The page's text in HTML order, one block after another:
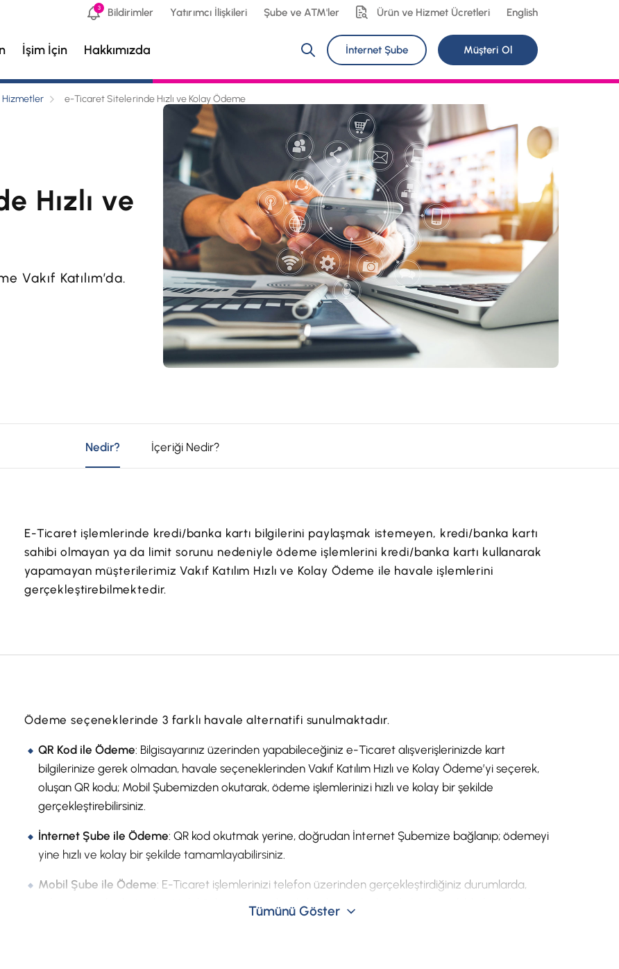
3 Bildirimler Yatırımcı İlişkileri Şube ve ATM'ler Ürün ve Hizmet Ücretleri English
İşim İçin Hakkımızda İnternet Şube Müşteri Ol
Hizmetler e-Ticaret Sitelerinde Hızlı ve Kolay Ödeme
Hızlı ve
Vakıf Katılım’da.
Nedir? İçeriği Nedir?
E-Ticaret işlemlerinde kredi/banka kartı bilgilerini paylaşmak istemeyen, kredi/banka kartı
sahibi olmayan ya da limit sorunu nedeniyle ödeme işlemlerini kredi/banka kartı kullanarak
yapamayan müşterilerimiz Vakıf Katılım Hızlı ve Kolay Ödeme ile havale işlemlerini
gerçekleştirebilmektedir.
Ödeme seçeneklerinde 3 farklı havale alternatifi sunulmaktadır.
QR Kod ile Ödeme: Bilgisayarınız üzerinden yapabileceğiniz e-Ticaret alışverişlerinizde kart
bilgilerinize gerek olmadan, havale seçeneklerinden Vakıf Katılım Hızlı ve Kolay Ödeme’yi seçerek,
oluşan QR kodu; Mobil Şubemizden okutarak, ödeme işlemlerinizi hızlı ve kolay bir şekilde
gerçekleştirebilirsiniz.
İnternet Şube ile Ödeme: QR kod okutmak yerine, doğrudan İnternet Şubemize bağlanıp; ödemeyi
yine hızlı ve kolay bir şekilde tamamlayabilirsiniz.
Mobil Şube ile Ödeme: E-Ticaret işlemlerinizi telefon üzerinden gerçekleştirdiğiniz durumlarda,
ödeme anında doğrudan Mobil Şubemize yönlendirilerek, yine hızlı ve kolay bir şekilde havale işlemini
Tümünü Göster